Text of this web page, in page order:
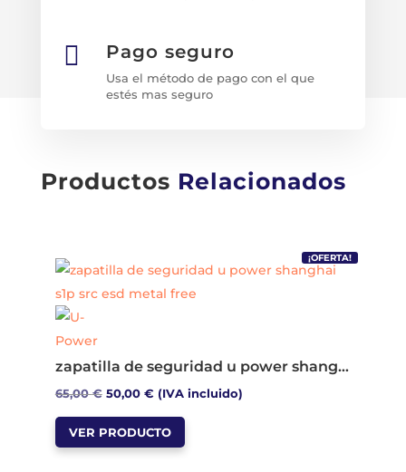
 Pago seguro
Usa el método de pago con el que
estés mas seguro
Productos Relacionados
¡OFERTA!
zapatilla de seguridad u power shanghai s1p src esd metal free
65,00€ El
precio
original
50,00 €El
precio
actual
(IVA incluido)
VER PRODUCTO
Este